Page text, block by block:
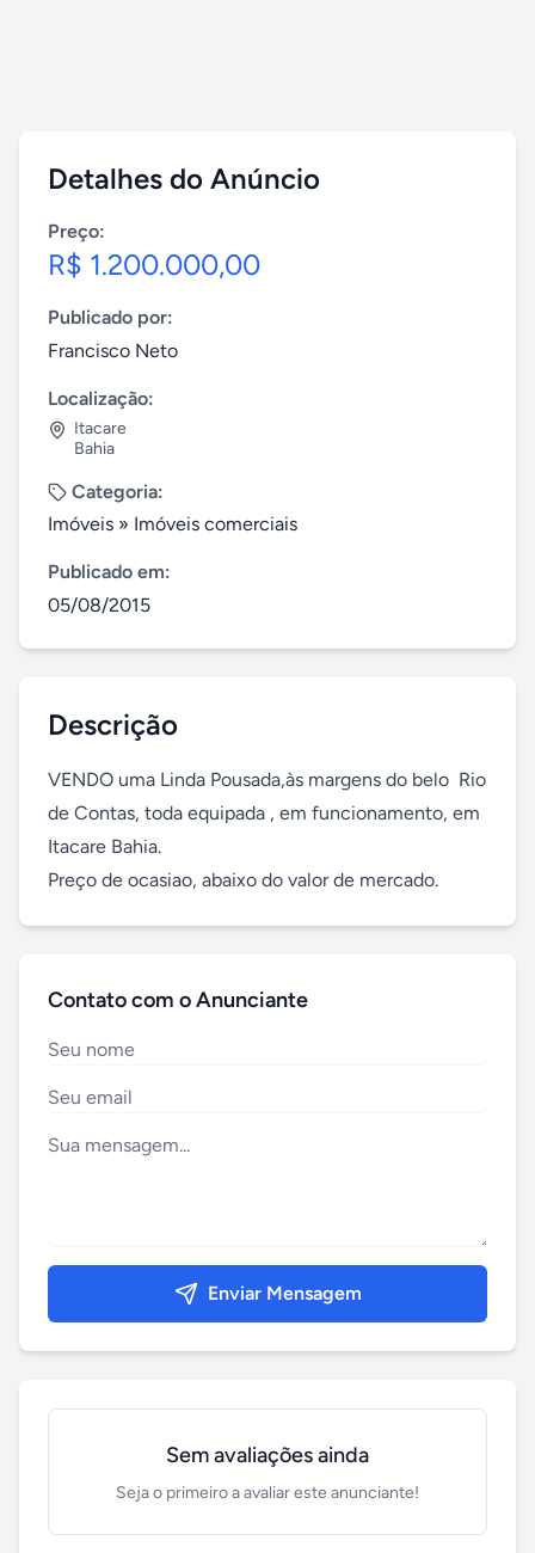
Detalhes do Anúncio
Preço:
R$ 1.200.000,00
Publicado por:
Francisco Neto
Localização:
Itacare
Bahia
Categoria:
Imóveis » Imóveis comerciais
Publicado em:
05/08/2015
Descrição
VENDO uma Linda Pousada,às margens do belo  Rio
de Contas, toda equipada , em funcionamento, em
Itacare Bahia.
Preço de ocasiao, abaixo do valor de mercado.
Contato com o Anunciante
Enviar Mensagem
Sem avaliações ainda
Seja o primeiro a avaliar este anunciante!